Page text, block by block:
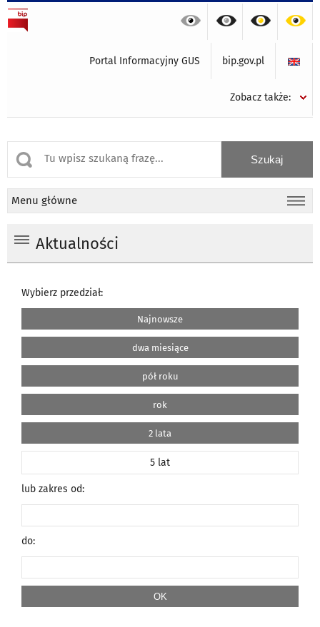
Portal Informacyjny GUS bip.gov.pl
Zobacz także:
Menu główne
Aktualności
Wybierz przedział:
Najnowsze
dwa miesiące
pół roku
rok
2 lata
5 lat
lub zakres od:
do: